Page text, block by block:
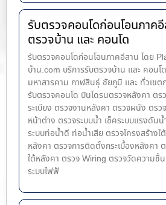
รับตรวจคอนโดก่อนโอนภาค
ตรวจบ้าน และ คอนโด
รับตรวจคอนโดก่อนโอนภาคอีสาน โดย
บ้าน.com บริการรับตรวจบ้าน และ คอน
มหาสารคาม กาฬสินธุ์ ชัยภูมิ และ ทั่วเขต
รับตรวจคอนโด บินโดรนตรวจหลังคา ตร
ระเบียง ตรวจงานหลังคา ตรวจผนัง ตร
หน้าต่าง​ ตรวจระบบน้ำ เช็คระบบแรงดัน
ระบบท่อน้ำ​ดี ท่อน้ำ​เสีย ตรวจโครงสร้างใ
หลังคา ตรวจการติดตั้งกระเบื้องหลังคา ต
ใต้หลังคา ตรวจ Wiring ตรวจวัดความชื้
ระบบไฟฟ้